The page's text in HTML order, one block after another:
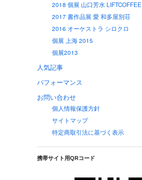
2018 個展 山口芳水 LIFTCOFFEE
2017 書作品展 愛 和多屋別荘
2016 オーケストラ シロクロ
個展 上海 2015
個展2013
人気記事
パフォーマンス
お問い合わせ
個人情報保護方針
サイトマップ
特定商取引法に基づく表示
携帯サイト用QRコード